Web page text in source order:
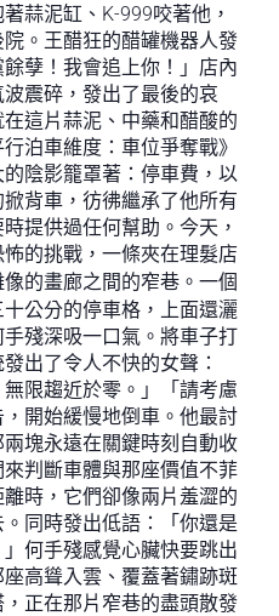
蒜泥缸、K-999咬著他，
。王醋狂的醋罐機器人發
孽！我會追上你！」店內
震碎，發出了最後的哀
這片蒜泥、中藥和醋酸的
泊車維度：車位爭奪戰》
陰影籠罩著：停車費，以
背車，彷彿繼承了他所有
提供過任何幫助。今天，
的挑戰，一條夾在理髮店
的畫廊之間的窄巷。一個
公分的停車格，上面還灑
殘深吸一口氣。將車子打
出了令人不快的女聲：
無限趨近於零。」「請考慮
開始緩慢地倒車。他最討
塊永遠在關鍵時刻自動收
判斷車體與那座價值不菲
時，它們卻像兩片羞澀的
同時發出低語：「你還是
何手殘感覺心臟快要跳出
高聳入雲、覆蓋著鏽跡斑
正在那片窄巷的盡頭散發